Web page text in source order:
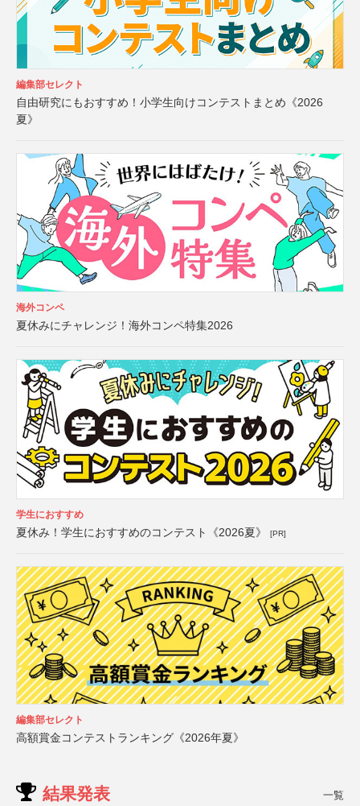
編集部セレクト
自由研究にもおすすめ！小学生向けコンテストまとめ《2026
夏》
海外コンペ
夏休みにチャレンジ！海外コンペ特集2026
学生におすすめ
夏休み！学生におすすめのコンテスト《2026夏》 [PR]
編集部セレクト
高額賞金コンテストランキング《2026年夏》
結果発表 一覧